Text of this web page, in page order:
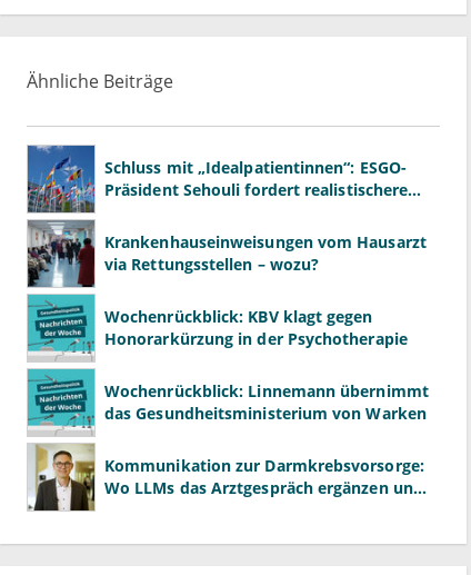
Ähnliche Beiträge
Schluss mit „Idealpatientinnen“: ESGO-
Präsident Sehouli fordert realistischere
Krankenhauseinweisungen vom Hausarzt
via Rettungsstellen – wozu?
Wochenrückblick: KBV klagt gegen
Honorarkürzung in der Psychotherapie
Wochenrückblick: Linnemann übernimmt
das Gesundheitsministerium von Warken
Kommunikation zur Darmkrebsvorsorge:
Wo LLMs das Arztgespräch ergänzen und